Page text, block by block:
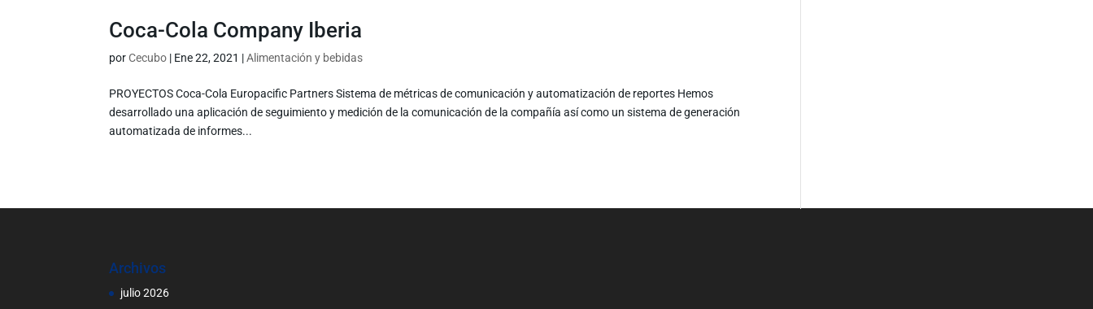
Coca-Cola Company Iberia
porCecubo | Ene 22, 2021 |Alimentación y bebidas
PROYECTOS Coca-Cola Europacific Partners Sistema de métricas de comunicación y automatización de reportes Hemos
desarrollado una aplicación de seguimiento y medición de la comunicación de la compañía así como un sistema de generación
automatizada de informes...
Archivos
julio 2026